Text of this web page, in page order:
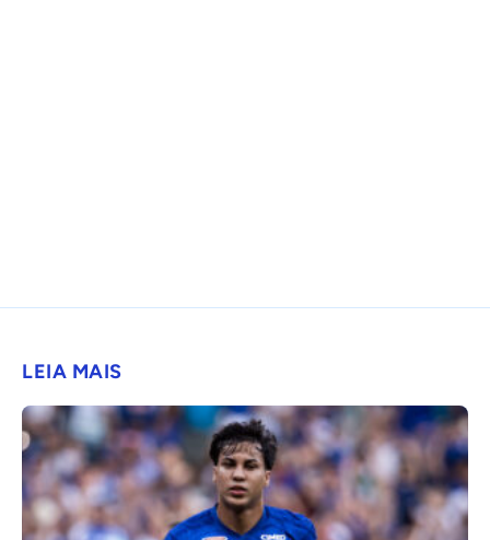
LEIA MAIS